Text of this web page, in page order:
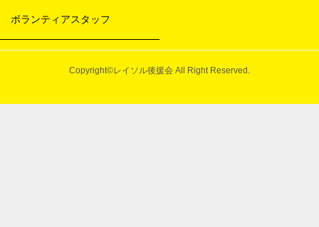
ボランティアスタッフ
Copyright©レイソル後援会 All Right Reserved.